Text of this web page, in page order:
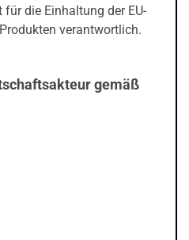
die Einhaltung der EU-
verantwortlich.
gemäß